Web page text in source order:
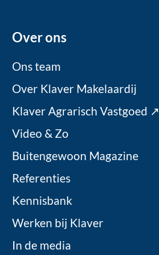
Over ons
Ons team
Over Klaver Makelaardij
Klaver Agrarisch Vastgoed ↗
Video & Zo
Buitengewoon Magazine
Referenties
Kennisbank
Werken bij Klaver
In de media